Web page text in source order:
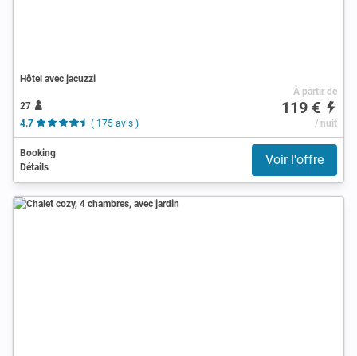
Hôtel avec jacuzzi
27
4.7
( 175 avis )
À partir de
119 €
/ nuit
Booking
Détails
Voir l'offre